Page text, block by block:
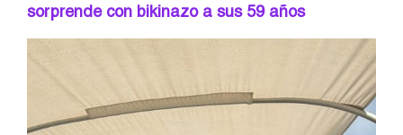
sorprende con bikinazo a sus 59 años